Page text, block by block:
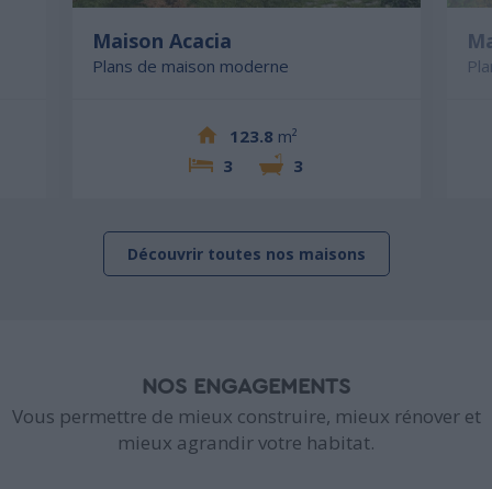
Maison Acacia
Plans de maison moderne
123.8 m²
3
3
Découvrir toutes nos maisons
NOS ENGAGEMENTS
Vous permettre de mieux construire, mieux rénover et
mieux agrandir votre habitat.